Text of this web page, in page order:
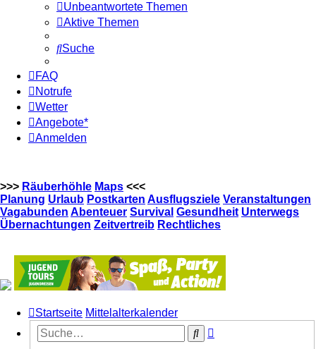
Unbeantwortete Themen
Aktive Themen
Suche
FAQ
Notrufe
Wetter
Angebote*
Anmelden
>>> Räuberhöhle Maps <<<
Planung Urlaub Postkarten Ausflugsziele Veranstaltungen
Vagabunden Abenteuer Survival Gesundheit Unterwegs
Übernachtungen Zeitvertreib Rechtliches
Startseite Mittelalterkalender
Suche